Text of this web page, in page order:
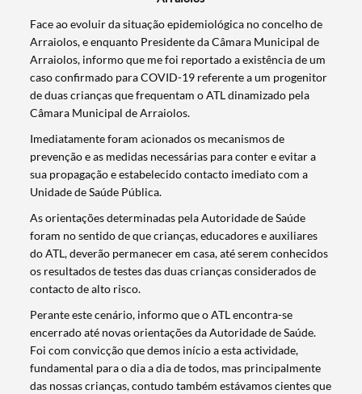
Face ao evoluir da situação epidemiológica no concelho de
Arraiolos, e enquanto Presidente da Câmara Municipal de
Arraiolos, informo que me foi reportado a existência de um
caso confirmado para COVID-19 referente a um progenitor
de duas crianças que frequentam o ATL dinamizado pela
Câmara Municipal de Arraiolos.
Imediatamente foram acionados os mecanismos de
prevenção e as medidas necessárias para conter e evitar a
sua propagação e estabelecido contacto imediato com a
Unidade de Saúde Pública.
As orientações determinadas pela Autoridade de Saúde
foram no sentido de que crianças, educadores e auxiliares
do ATL, deverão permanecer em casa, até serem conhecidos
os resultados de testes das duas crianças considerados de
contacto de alto risco.
Perante este cenário, informo que o ATL encontra-se
encerrado até novas orientações da Autoridade de Saúde.
Foi com convicção que demos início a esta actividade,
fundamental para o dia a dia de todos, mas principalmente
das nossas crianças, contudo também estávamos cientes que